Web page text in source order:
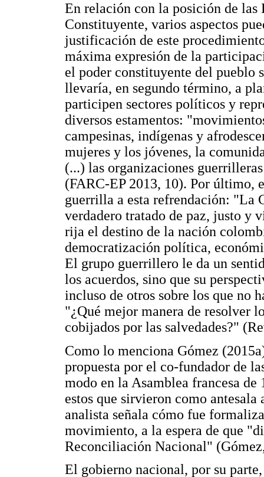
En relación con la posición de las
Constituyente, varios aspectos
justificación de este
máxima expresión de la
el poder constituyente del pueblo
llevaría, en segundo término, a
participen sectores políticos y
diversos estamentos:
campesinas, indígenas y
mujeres y los jóvenes, la
(...) las organizaciones
(FARC-EP 2013, 10). Por último,
guerrilla a esta refrendación: "La
verdadero tratado de paz, justo y
rija el destino de la nación
democratización política,
El grupo guerrillero le da un
los acuerdos, sino que su
incluso de otros sobre los que no
"¿Qué mejor manera de resolver
cobijados por las salvedades?"
Como lo menciona Gómez
propuesta por el co-fundador de
modo en la Asamblea francesa de
estos que sirvieron como
analista señala cómo fue
movimiento, a la espera de que
Reconciliación Nacional"
El gobierno nacional, por su